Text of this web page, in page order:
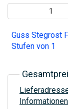
Guss Stegrost
Stufen von 1